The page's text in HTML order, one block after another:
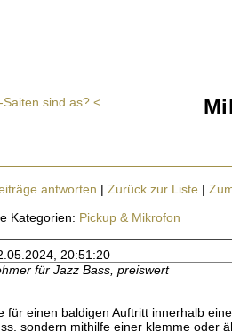
Saiten sind as? <
antworten | Zurück zur Liste |
Kategorien: Pickup & Mikrofon
20:51:20
für Jazz Bass, preiswert
für einen baldigen Auftritt innerhalb
sondern mithilfe einer klemme oder